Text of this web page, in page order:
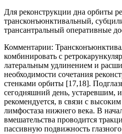
Для реконструкции дна орбиты
трансконъюнктивальный,
трансантральный оперативные
Комментарии:
комбинировать с
латеральным удлинением и
необходимости сочетания
стенками орбиты [17,18].
сегодняшний день, устаревшим,
рекомендуется, в связи с
лимфостаза нижнего века. В
вмешательства проводится
пассивную подвижность глазного